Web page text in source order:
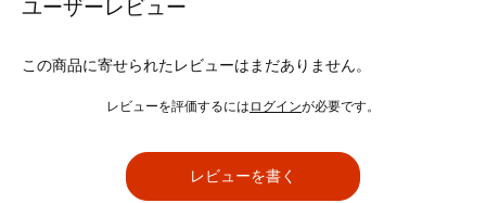
ユーザーレビュー
この商品に寄せられたレビューはまだありません。
レビューを評価するには ログインが必要です。
レビューを書く